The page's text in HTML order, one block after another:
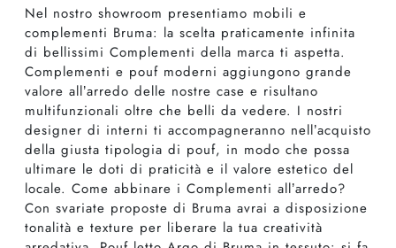
Nel nostro showroom presentiamo mobili e
complementi Bruma: la scelta praticamente infinita
di bellissimi Complementi della marca ti aspetta.
Complementi e pouf moderni aggiungono grande
valore all’arredo delle nostre case e risultano
multifunzionali oltre che belli da vedere. I nostri
designer di interni ti accompagneranno nell’acquisto
della giusta tipologia di pouf, in modo che possa
ultimare le doti di praticità e il valore estetico del
locale. Come abbinare i Complementi all’arredo?
Con svariate proposte di Bruma avrai a disposizione
tonalità e texture per liberare la tua creatività